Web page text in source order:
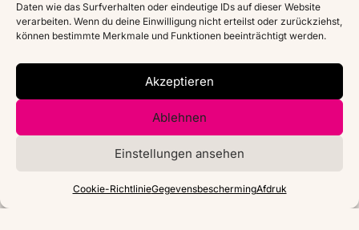
Daten wie das Surfverhalten oder eindeutige IDs auf dieser Website
verarbeiten. Wenn du deine Einwilligung nicht erteilst oder zurückziehst,
können bestimmte Merkmale und Funktionen beeinträchtigt werden.
Akzeptieren
Ablehnen
Einstellungen ansehen
Cookie-RichtlinieGegevensbeschermingAfdruk